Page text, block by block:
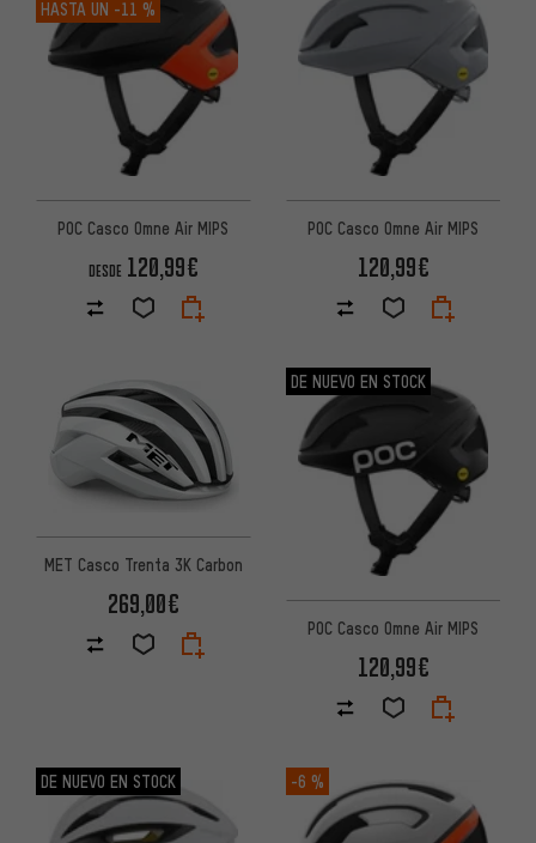
HASTA UN -11 %
POC Casco Omne Air MIPS
DESDE 120,99€
POC Casco Omne Air MIPS
120,99€
MET Casco Trenta 3K Carbon
269,00€
DE NUEVO EN STOCK
POC Casco Omne Air MIPS
120,99€
DE NUEVO EN STOCK -6 %